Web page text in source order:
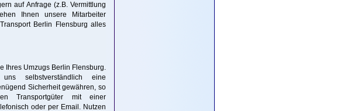
auf Anfrage (z.B. Vermittlung
Ihnen unsere Mitarbeiter
Berlin Flensburg alles
Ihres Umzugs Berlin Flensburg.
selbstverständlich eine
Sicherheit gewähren, so
Transportgüter mit einer
oder per Email. Nutzen